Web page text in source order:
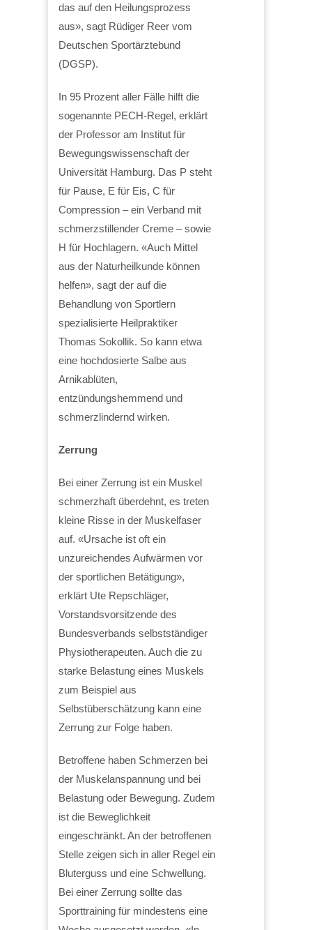
das auf den Heilungsprozess
aus», sagt Rüdiger Reer vom
Deutschen Sportärztebund
(DGSP).
In 95 Prozent aller Fälle hilft die
sogenannte PECH-Regel, erklärt
der Professor am Institut für
Bewegungswissenschaft der
Universität Hamburg. Das P steht
für Pause, E für Eis, C für
Compression – ein Verband mit
schmerzstillender Creme – sowie
H für Hochlagern. «Auch Mittel
aus der Naturheilkunde können
helfen», sagt der auf die
Behandlung von Sportlern
spezialisierte Heilpraktiker
Thomas Sokollik. So kann etwa
eine hochdosierte Salbe aus
Arnikablüten,
entzündungshemmend und
schmerzlindernd wirken.
Zerrung
Bei einer Zerrung ist ein Muskel
schmerzhaft überdehnt, es treten
kleine Risse in der Muskelfaser
auf. «Ursache ist oft ein
unzureichendes Aufwärmen vor
der sportlichen Betätigung»,
erklärt Ute Repschläger,
Vorstandsvorsitzende des
Bundesverbands selbstständiger
Physiotherapeuten. Auch die zu
starke Belastung eines Muskels
zum Beispiel aus
Selbstüberschätzung kann eine
Zerrung zur Folge haben.
Betroffene haben Schmerzen bei
der Muskelanspannung und bei
Belastung oder Bewegung. Zudem
ist die Beweglichkeit
eingeschränkt. An der betroffenen
Stelle zeigen sich in aller Regel ein
Bluterguss und eine Schwellung.
Bei einer Zerrung sollte das
Sporttraining für mindestens eine